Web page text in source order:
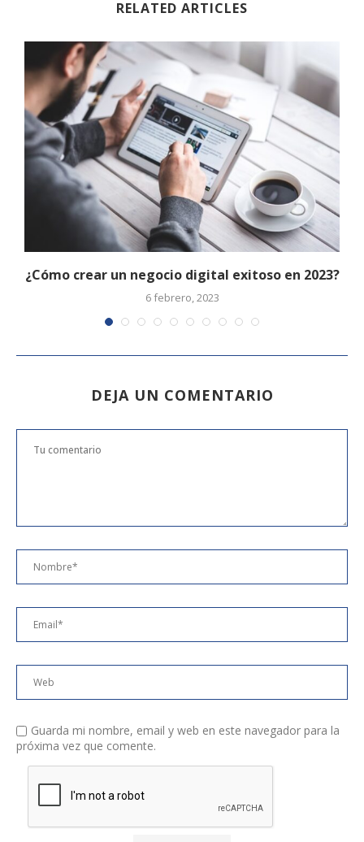
RELATED ARTICLES
¿Cómo crear un negocio digital exitoso en 2023?
6 febrero, 2023
DEJA UN COMENTARIO
Guarda mi nombre, email y web en este navegador para la
próxima vez que comente.